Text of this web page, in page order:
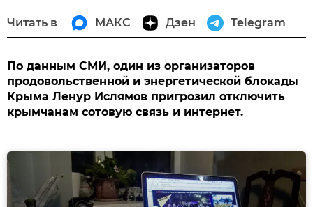
Читать в МАКС Дзен Telegram
По данным СМИ, один из организаторов
продовольственной и энергетической блокады
Крыма Ленур Ислямов пригрозил отключить
крымчанам сотовую связь и интернет.